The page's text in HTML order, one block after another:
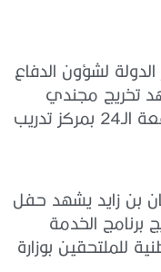
الدولة لشؤون الدفاع
تخريج مجندي
الدفعة الـ24 بمركز تدريب
بن زايد يشهد حفل
برنامج الخدمة
للملتحقين بوزارة